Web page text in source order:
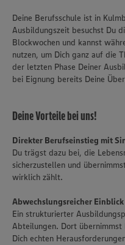
Deine Berufsschule ist in
Ausbildungszeit besuchst Du
Blockwochen und kannst
nutzen, um Dich ganz auf die
der letzten Phase Deiner
bei Eignung bereits Deine
Deine Vorteile bei uns!
Direkter Berufseinstieg mit
Du trägst dazu bei, die
sicherzustellen und
wirklich zählt.
Abwechslungsreicher
Ein strukturierter
Abteilungen. Dort
Dich echten